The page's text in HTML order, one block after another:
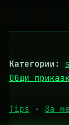
Категории:
Общи
Tips · За